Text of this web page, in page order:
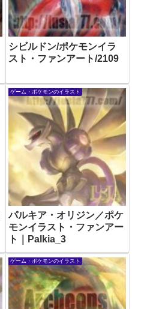
シビルドン/ポケモンイラ
スト・ファンアート/2109
ゲーム・ポケモンのイラスト
パルキア・オリジン／ポケ
モンイラスト・ファンアー
ト｜Palkia_3
ゲーム・ポケモンのイラスト